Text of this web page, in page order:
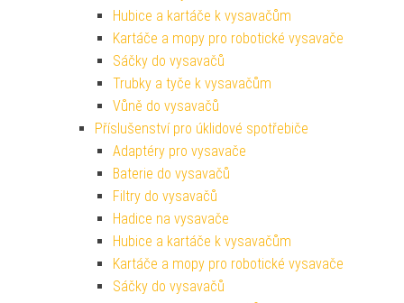
Hubice a kartáče k vysavačům
Kartáče a mopy pro robotické vysavače
Sáčky do vysavačů
Trubky a tyče k vysavačům
Vůně do vysavačů
Příslušenství pro úklidové spotřebiče
Adaptéry pro vysavače
Baterie do vysavačů
Filtry do vysavačů
Hadice na vysavače
Hubice a kartáče k vysavačům
Kartáče a mopy pro robotické vysavače
Sáčky do vysavačů